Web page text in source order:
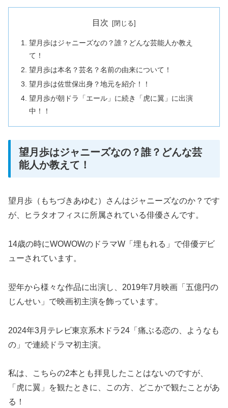
目次
望月歩はジャニーズなの？誰？どんな芸能人か教え
て！
望月歩は本名？芸名？名前の由来について！
望月歩は佐世保出身？地元を紹介！！
望月歩が朝ドラ「エール」に続き「虎に翼」に出演
中！！
望月歩はジャニーズなの？誰？どんな芸
能人か教えて！
望月歩（もちづきあゆむ）さんはジャニーズなのか？です
が、ヒラタオフィスに所属されている俳優さんです。
14歳の時にWOWOWのドラマW「埋もれる」で俳優デビ
ューされています。
翌年から様々な作品に出演し、2019年7月映画「五億円の
じんせい」で映画初主演を飾っています。
2024年3月テレビ東京系木ドラ24「痛ぶる恋の、ようなも
の」で連続ドラマ初主演。
私は、こちらの2本とも拝見したことはないのですが、
「虎に翼」を観たときに、この方、どこかで観たことがあ
る！